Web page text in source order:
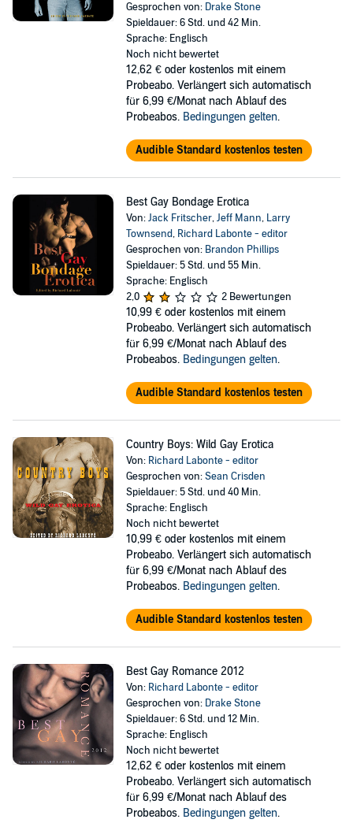
Gesprochen von: Drake Stone
Spieldauer: 6 Std. und 42 Min.
Sprache: Englisch
Noch nicht bewertet
12,62 € oder kostenlos mit einem
Probeabo. Verlängert sich automatisch
für 6,99 €/Monat nach Ablauf des
Probeabos. Bedingungen gelten.
Audible Standard kostenlos testen
Best Gay Bondage Erotica
Von:Jack Fritscher,Jeff Mann, Larry
Townsend, Richard Labonte - editor
Gesprochen von: Brandon Phillips
Spieldauer: 5 Std. und 55 Min.
Sprache: Englisch
2,0
2 Bewertungen
10,99 € oder kostenlos mit einem
Probeabo. Verlängert sich automatisch
für 6,99 €/Monat nach Ablauf des
Probeabos. Bedingungen gelten.
Audible Standard kostenlos testen
Country Boys: Wild Gay Erotica
Von: Richard Labonte - editor
Gesprochen von:Sean Crisden
Spieldauer: 5 Std. und 40 Min.
Sprache: Englisch
Noch nicht bewertet
10,99 € oder kostenlos mit einem
Probeabo. Verlängert sich automatisch
für 6,99 €/Monat nach Ablauf des
Probeabos. Bedingungen gelten.
Audible Standard kostenlos testen
Best Gay Romance 2012
Von: Richard Labonte - editor
Gesprochen von: Drake Stone
Spieldauer: 6 Std. und 12 Min.
Sprache: Englisch
Noch nicht bewertet
12,62 € oder kostenlos mit einem
Probeabo. Verlängert sich automatisch
für 6,99 €/Monat nach Ablauf des
Probeabos. Bedingungen gelten.